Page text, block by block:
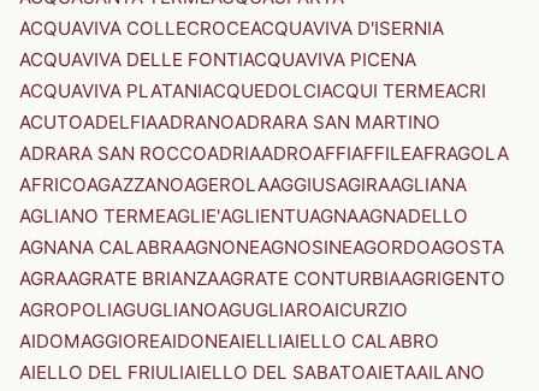
ACQUAVIVA COLLECROCEACQUAVIVA D'ISERNIA
ACQUAVIVA DELLE FONTIACQUAVIVA PICENA
ACQUAVIVA PLATANIACQUEDOLCIACQUI TERMEACRI
ACUTOADELFIAADRANOADRARA SAN MARTINO
ADRARA SAN ROCCOADRIAADROAFFIAFFILEAFRAGOLA
AFRICOAGAZZANOAGEROLAAGGIUSAGIRAAGLIANA
AGLIANO TERMEAGLIE'AGLIENTUAGNAAGNADELLO
AGNANA CALABRAAGNONEAGNOSINEAGORDOAGOSTA
AGRAAGRATE BRIANZAAGRATE CONTURBIAAGRIGENTO
AGROPOLIAGUGLIANOAGUGLIAROAICURZIO
AIDOMAGGIOREAIDONEAIELLIAIELLO CALABRO
AIELLO DEL FRIULIAIELLO DEL SABATOAIETAAILANO